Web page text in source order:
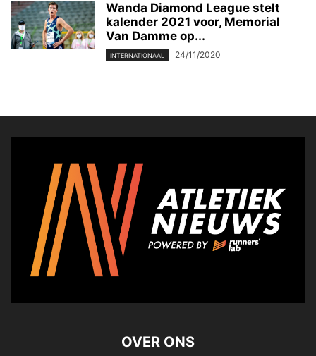
Wanda Diamond League stelt
kalender 2021 voor, Memorial
Van Damme op...
INTERNATIONAAL 24/11/2020
OVER ONS